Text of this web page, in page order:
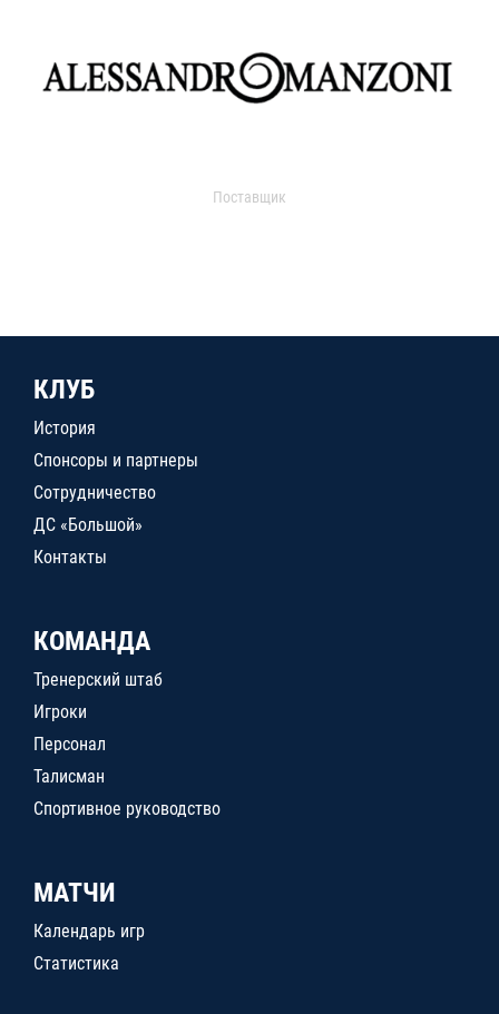
Поставщик
КЛУБ
История
Спонсоры и партнеры
Сотрудничество
ДС «Большой»
Контакты
КОМАНДА
Тренерский штаб
Игроки
Персонал
Талисман
Спортивное руководство
МАТЧИ
Календарь игр
Статистика